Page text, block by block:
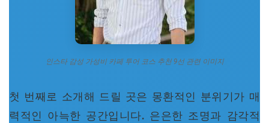
인스타 감성 가성비 카페 투어 코스 추천 9선 관련 이미지
첫 번째로 소개해 드릴 곳은 몽환적인 분위기가 매
력적인 아늑한 공간입니다. 은은한 조명과 감각적